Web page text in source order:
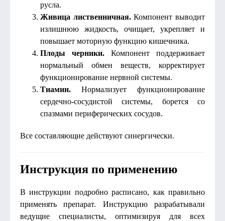
русла.
Живица лиственничная.Компонент выводит
излишнюю жидкость, очищает, укрепляет и
повышает моторную функцию кишечника.
Плоды черники. Компонент поддерживает
нормальный обмен веществ, корректирует
функционирование нервной системы.
Тиамин. Нормализует функционирование
сердечно-сосудистой системы, борется со
спазмами периферических сосудов.
Все составляющие действуют синергически.
Инструкция по применению
В инструкции подробно расписано, как правильно
применять препарат. Инструкцию разрабатывали
ведущие специалисты, оптимизируя для всех